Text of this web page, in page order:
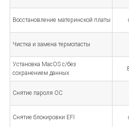
Восстановление материнской платы
Чистка и замена термопасты
Установка MacOS с/без
сохранением данных
Снятие пароля ОС
Снятие блокировки EFI